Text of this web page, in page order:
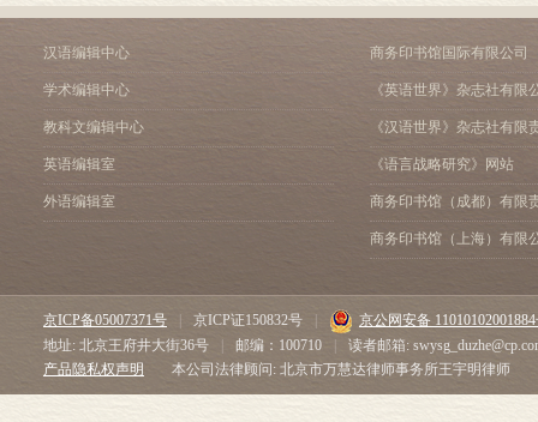
汉语编辑中心
学术编辑中心
教科文编辑中心
英语编辑室
外语编辑室
商务印书馆国际有限公司
《英语世界》杂志社有限
《汉语世界》杂志社有限
《语言战略研究》网站
商务印书馆（成都）有限
商务印书馆（上海）有限
京ICP备05007371号 京ICP证150832号
京公网安备
地址: 北京王府井大街36号
邮编：100710
读者邮箱:
产品隐私权声明
本公司法律顾问: 北京市万慧达律师事务所王宇明律师